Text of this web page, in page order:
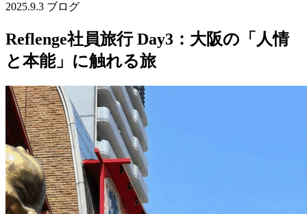
2025.9.3 ブログ
Reflenge社員旅行 Day3：大阪の「人情
と本能」に触れる旅